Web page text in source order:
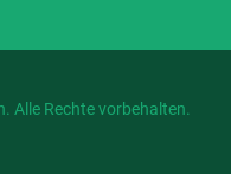
Alle Rechte vorbehalten.